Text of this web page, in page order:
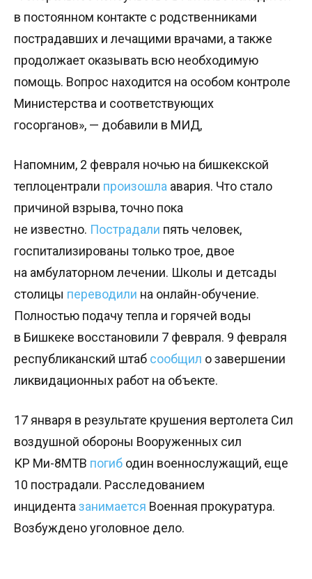
в постоянном контакте с родственниками
пострадавших и лечащими врачами, а также
продолжает оказывать всю необходимую
помощь. Вопрос находится на особом контроле
Министерства и соответствующих
госорганов», — добавили в МИД,
Напомним, 2 февраля ночью на бишкекской
теплоцентрали произошла авария. Что стало
причиной взрыва, точно пока
не известно. Пострадали пять человек,
госпитализированы только трое, двое
на амбулаторном лечении. Школы и детсады
столицы переводили на онлайн-обучение.
Полностью подачу тепла и горячей воды
в Бишкеке восстановили 7 февраля. 9 февраля
республиканский штаб сообщил о завершении
ликвидационных работ на объекте.
17 января в результате крушения вертолета Сил
воздушной обороны Вооруженных сил
КР Ми-8МТВ погиб один военнослужащий, еще
10 пострадали. Расследованием
инцидента занимается Военная прокуратура.
Возбуждено уголовное дело.